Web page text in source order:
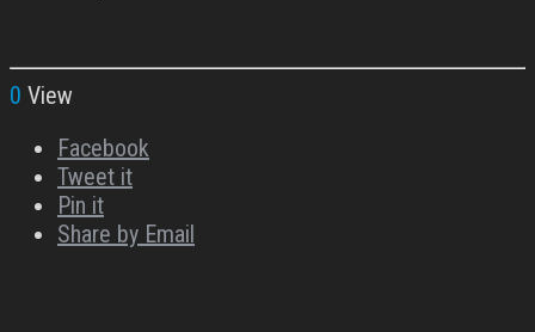
0 View
Facebook
Tweet it
Pin it
Share by Email